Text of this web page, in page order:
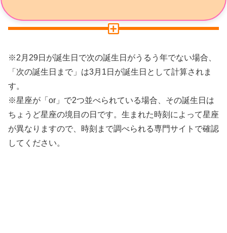
※2月29日が誕生日で次の誕生日がうるう年でない場合、
「次の誕生日まで」は3月1日が誕生日として計算されま
す。
※星座が「or」で2つ並べられている場合、その誕生日は
ちょうど星座の境目の日です。生まれた時刻によって星座
が異なりますので、時刻まで調べられる専門サイトで確認
してください。